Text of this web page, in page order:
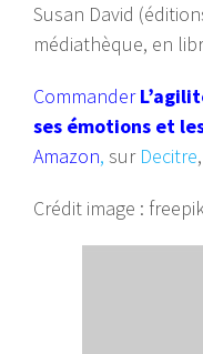
Susan David
médiathèque, en
Commander
ses émotions et
Amazon, sur Decitre
Crédit image :